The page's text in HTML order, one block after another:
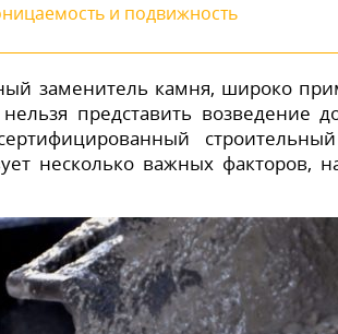
и подвижность
заменитель камня, широко
представить возведение
строительный
несколько важных факторов,